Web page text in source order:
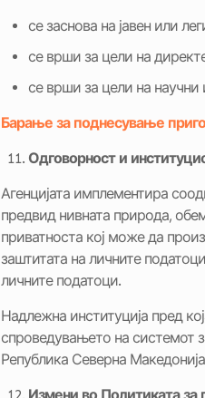
се заснова на јавен или
се врши за цели на
се врши за цели на
Барање за поднесување
Одговорност и
Агенцијата имплементира
предвид нивната природа,
приватноста кој може да
заштитата на личните
личните податоци.
Надлежна институција пред
спроведувањето на системот
Република Северна